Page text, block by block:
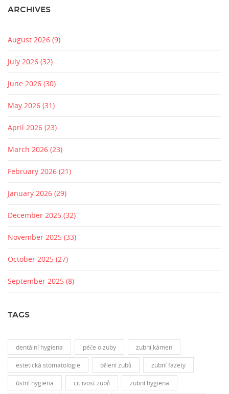
ARCHIVES
August 2026 (9)
July 2026 (32)
June 2026 (30)
May 2026 (31)
April 2026 (23)
March 2026 (23)
February 2026 (21)
January 2026 (29)
December 2025 (32)
November 2025 (33)
October 2025 (27)
September 2025 (8)
TAGS
dentální hygiena péče o zuby zubní kámen
estetická stomatologie bělení zubů zubní fazety
ústní hygiena citlivost zubů zubní hygiena